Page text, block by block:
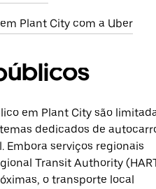
Plant City com a Uber
em Plant City são
dedicados de
Embora serviços regionais
Transit Authority
o transporte local